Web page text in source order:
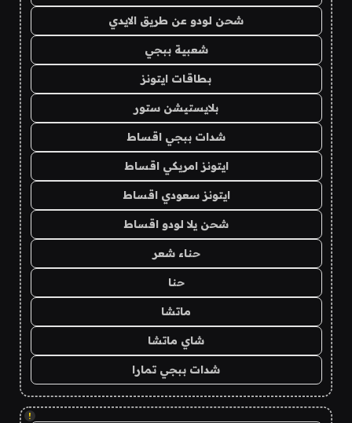
شحن لودو عن طريق الايدي
شعبية ببجي
بطاقات ايتونز
بلايستيشن ستور
شدات ببجي اقساط
ايتونز امريكي اقساط
ايتونز سعودي اقساط
شحن يلا لودو اقساط
حناء شعر
حنا
ماتشا
شاي ماتشا
شدات ببجي تمارا
!